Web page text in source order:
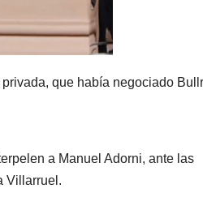
que había negociado
a Manuel Adorni, ante las
Villarruel.